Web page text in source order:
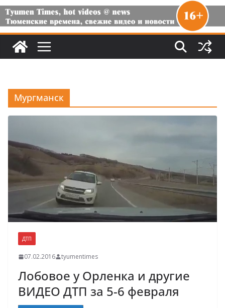
Мургманск
ДТП
07.02.2016 tyumentimes
Лобовое у Орленка и другие
ВИДЕО ДТП за 5-6 февраля